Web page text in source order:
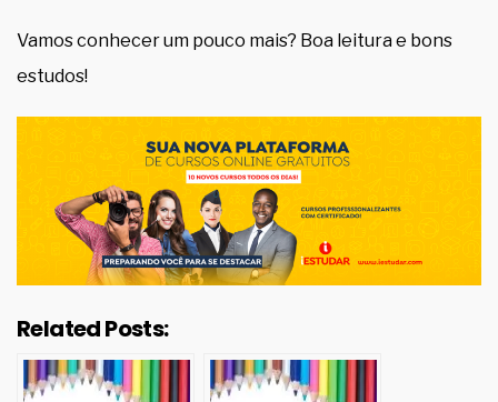
Vamos conhecer um pouco mais? Boa leitura e bons
estudos!
Related Posts: